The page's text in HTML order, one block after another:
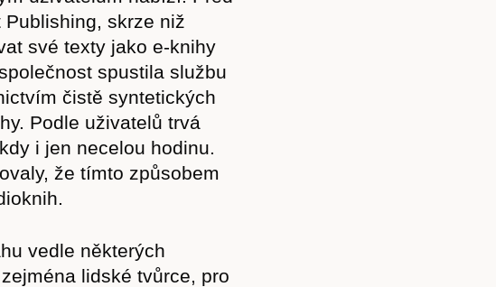
Akce
skrze niž
své texty jako e-knihy
spustila službu
čistě syntetických
Podle uživatelů trvá
i jen necelou hodinu.
že tímto způsobem
vedle některých
lidské tvůrce, pro